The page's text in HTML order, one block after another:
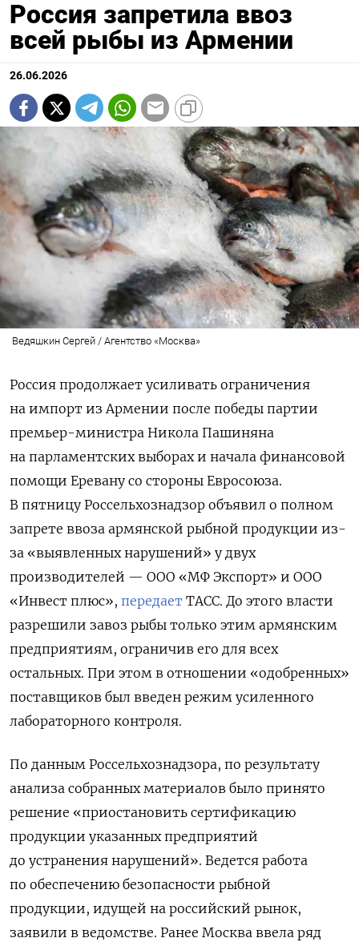
Россия запретила ввоз
всей рыбы из Армении
26.06.2026
Ведяшкин Сергей / Агентство «Москва»
Россия продолжает усиливать ограничения
на импорт из Армении после победы партии
премьер-министра Никола Пашиняна
на парламентских выборах и начала финансовой
помощи Еревану со стороны Евросоюза.
В пятницу Россельхознадзор объявил о полном
запрете ввоза армянской рыбной продукции из-
за «выявленных нарушений» у двух
производителей — ООО «МФ Экспорт» и ООО
«Инвест плюс», передает ТАСС. До этого власти
разрешили завоз рыбы только этим армянским
предприятиям, ограничив его для всех
остальных. При этом в отношении «одобренных»
поставщиков был введен режим усиленного
лабораторного контроля.
По данным Россельхознадзора, по результату
анализа собранных материалов было принято
решение «приостановить сертификацию
продукции указанных предприятий
до устранения нарушений». Ведется работа
по обеспечению безопасности рыбной
продукции, идущей на российский рынок,
заявили в ведомстве. Ранее Москва ввела ряд